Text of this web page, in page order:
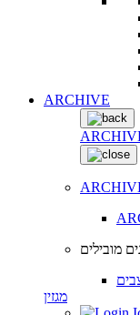
ARCHIVE
מובילים
מגזין